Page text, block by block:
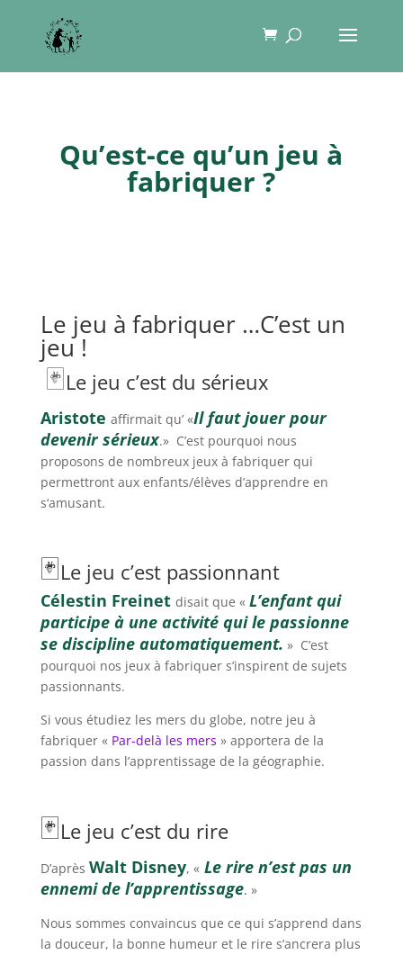
Qu’est-ce qu’un jeu à
fabriquer ?
Le jeu à fabriquer …C’est un
jeu !
🃏Le jeu c’est du sérieux
Aristote affirmait qu’ «Il faut jouer pour
devenir sérieux.» C’est pourquoi nous
proposons de nombreux jeux à fabriquer qui
permettront aux enfants/élèves d’apprendre en
s‘amusant.
🃏Le jeu c’est passionnant
Célestin Freinet disait que « L’enfant qui
participe à une activité qui le passionne
se discipline automatiquement. » C’est
pourquoi nos jeux à fabriquer s’inspirent de sujets
passionnants.
Si vous étudiez les mers du globe, notre jeu à
fabriquer « Par-delà les mers » apportera de la
passion dans l’apprentissage de la géographie.
🃏Le jeu c’est du rire
D’après Walt Disney, « Le rire n’est pas un
ennemi de l’apprentissage. »
Nous sommes convaincus que ce qui s’apprend dans
la douceur, la bonne humeur et le rire s’ancrera plus